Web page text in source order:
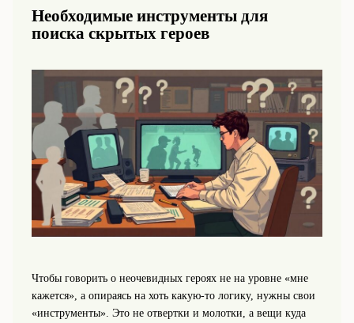
Необходимые инструменты для
поиска скрытых героев
Чтобы говорить о неочевидных героях не на уровне «мне
кажется», а опираясь на хоть какую-то логику, нужны свои
«инструменты». Это не отвертки и молотки, а вещи куда